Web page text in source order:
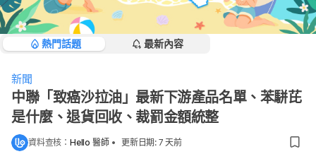
熱門話題 最新內容
新聞
中聯「致癌沙拉油」最新下游產品名單、苯駢芘
是什麼、退貨回收、裁罰金額統整
資料查核： Hello 醫師 • 更新日期: 7 天前